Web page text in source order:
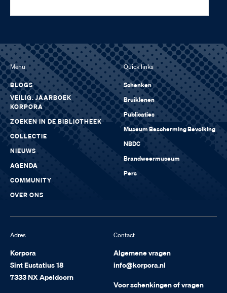
Menu
BLOGS
VEILIG. JAARBOEK
KORPORA
ZOEKEN IN DE BIBLIOTHEEK
COLLECTIE
NIEUWS
AGENDA
COMMUNITY
OVER ONS
Quick links
Schenken
Bruiklenen
Publicaties
Museum Bescherming Bevolking
NBDC
Brandweermuseum
Pers
Adres
Korpora
Sint Eustatius 18
7333 NX Apeldoorn
Contact
Algemene vragen
info@korpora.nl
Voor schenkingen of vragen